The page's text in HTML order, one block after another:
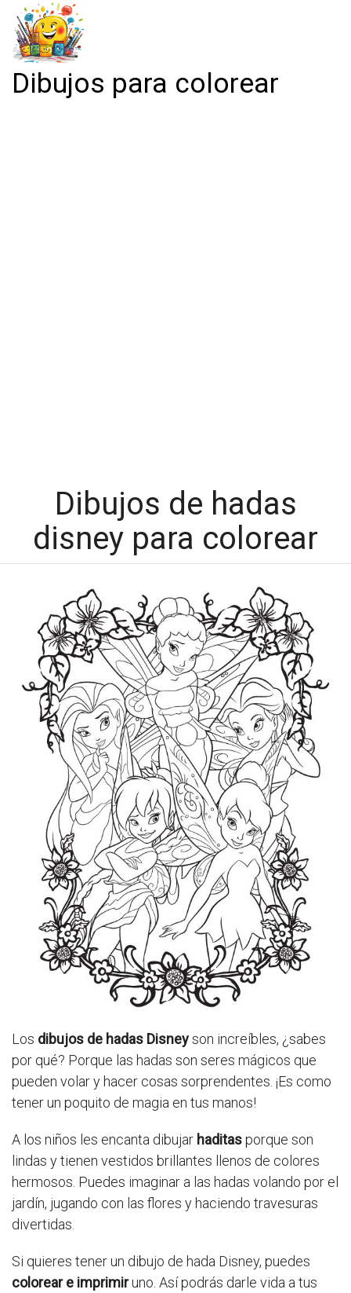
Dibujos para colorear
Dibujos de hadas
disney para colorear
Los dibujos de hadas Disneyson increíbles, ¿sabes
por qué? Porque las hadas son seres mágicos que
pueden volar y hacer cosas sorprendentes. ¡Es como
tener un poquito de magia en tus manos!
A los niños les encanta dibujar haditasporque son
lindas y tienen vestidos brillantes llenos de colores
hermosos. Puedes imaginar a las hadas volando por el
jardín, jugando con las flores y haciendo travesuras
divertidas.
Si quieres tener un dibujo de hada Disney, puedes
colorear e imprimiruno. Así podrás darle vida a tus